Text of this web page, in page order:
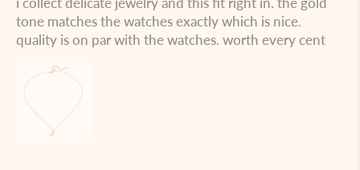
tone matches the watches exactly which is nice.
quality is on par with the watches. worth every cent